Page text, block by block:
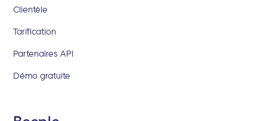
Clientèle
Tarification
Partenaires API
Démo gratuite